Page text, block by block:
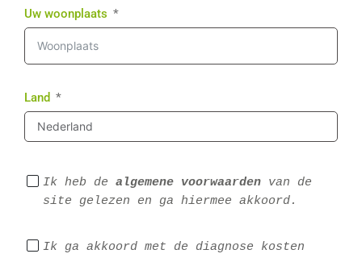
Uw woonplaats
Land
Ik heb de algemene voorwaarden van de
site gelezen en ga hiermee akkoord.
Ik ga akkoord met de diagnose kosten